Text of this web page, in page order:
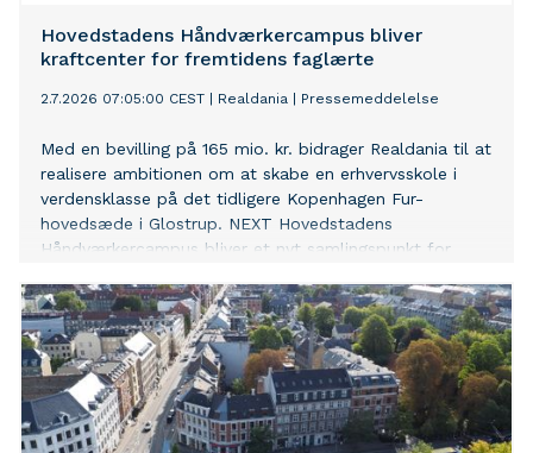
Hovedstadens Håndværkercampus bliver
kraftcenter for fremtidens faglærte
2.7.2026 07:05:00 CEST Realdania Pressemeddelelse
Med en bevilling på 165 mio. kr. bidrager Realdania til at
realisere ambitionen om at skabe en erhvervsskole i
verdensklasse på det tidligere Kopenhagen Fur-
hovedsæde i Glostrup. NEXT Hovedstadens
Håndværkercampus bliver et nyt samlingspunkt for
uddannes faglærte til byggeriets grønne omstilling.